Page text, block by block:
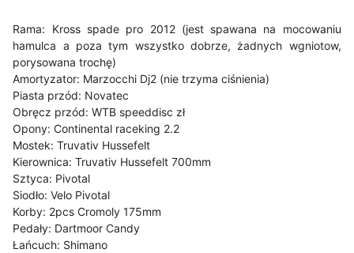
Rama: Kross spade pro 2012 (jest spawana na mocowaniu
hamulca a poza tym wszystko dobrze, żadnych wgniotow,
porysowana trochę)
Amortyzator: Marzocchi Dj2 (nie trzyma ciśnienia)
Piasta przód: Novatec
Obręcz przód: WTB speeddisc zł
Opony: Continental raceking 2.2
Mostek: Truvativ Hussefelt
Kierownica: Truvativ Hussefelt 700mm
Sztyca: Pivotal
Siodło: Velo Pivotal
Korby: 2pcs Cromoly 175mm
Pedały: Dartmoor Candy
Łańcuch: Shimano